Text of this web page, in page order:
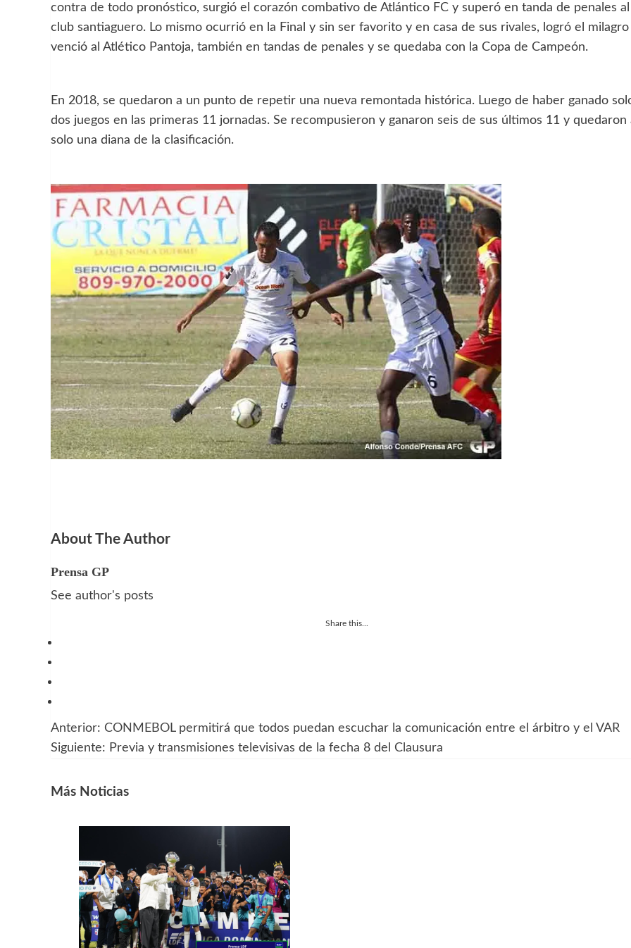
contra de todo pronóstico, surgió el corazón combativo de Atlántico FC y superó en tanda de penales al
club santiaguero. Lo mismo ocurrió en la Final y sin ser favorito y en casa de sus rivales, logró el
venció al Atlético Pantoja, también en tandas de penales y se quedaba con la Copa de Campeón.
En 2018, se quedaron a un punto de repetir una nueva remontada histórica. Luego de haber ganado
dos juegos en las primeras 11 jornadas. Se recompusieron y ganaron seis de sus últimos 11 y quedaron
solo una diana de la clasificación.
About The Author
Prensa GP
See author's posts
Share this...
Navegación
entradas
Anterior: CONMEBOL permitirá que todos puedan escuchar la comunicación entre el árbitro y el VAR
Siguiente: Previa y transmisiones televisivas de la fecha 8 del Clausura
Más Noticias